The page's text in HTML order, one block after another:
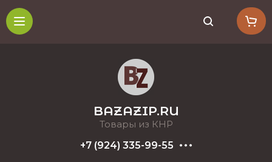
BAZAZIP.RU
Товары из КНР
+7 (924) 335-99-55